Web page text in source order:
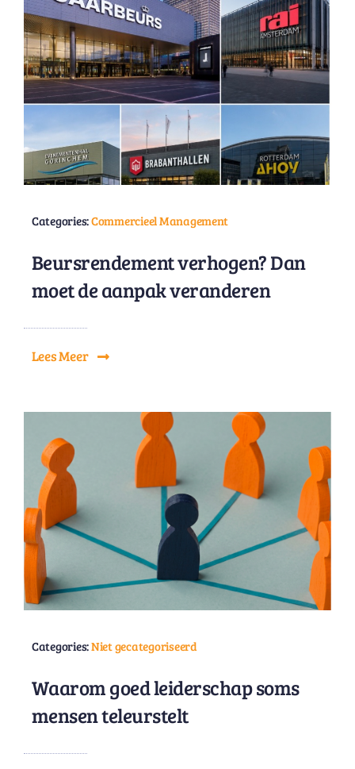
Categories:Commercieel Management
Beursrendement verhogen? Dan
moet de aanpak veranderen
Lees Meer
Categories:Niet gecategoriseerd
Waarom goed leiderschap soms
mensen teleurstelt